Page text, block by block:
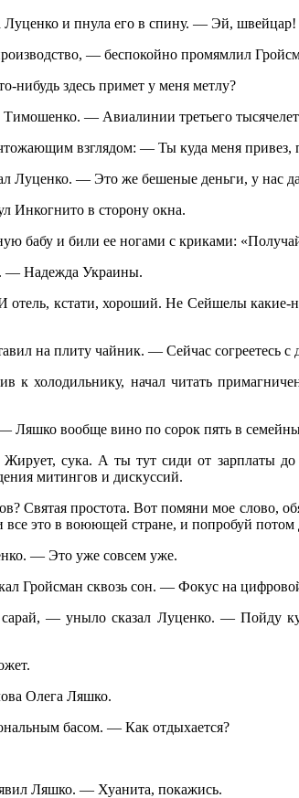
и пнула его в спину. — Эй, швейцар!
— беспокойно промямлил
здесь примет у меня метлу?
— Авиалинии третьего
взглядом: — Ты куда меня привез,
— Это же бешеные деньги, у нас
в сторону окна.
бабу и били ее ногами с криками:
— Надежда Украины.
кстати, хороший. Не Сейшелы какие-
на плиту чайник. — Сейчас согреетесь с
к холодильнику, начал читать
вообще вино по сорок пять в
сука. А ты тут сиди от зарплаты до
митингов и дискуссий.
простота. Вот помяни мое слово,
это в воюющей стране, и попробуй
— Это уже совсем уже.
Гройсман сквозь сон. — Фокус на
— уныло сказал Луценко. — Пойду
Олега Ляшко.
басом. — Как отдыхается?
Ляшко. — Хуанита, покажись.